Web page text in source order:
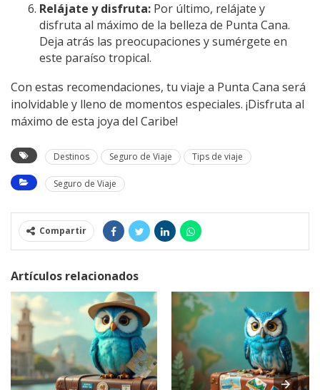
Relájate y disfruta: Por último, relájate y
disfruta al máximo de la belleza de Punta Cana.
Deja atrás las preocupaciones y sumérgete en
este paraíso tropical.
Con estas recomendaciones, tu viaje a Punta Cana será
inolvidable y lleno de momentos especiales. ¡Disfruta al
máximo de esta joya del Caribe!
Destinos Seguro de Viaje Tips de viaje
Seguro de Viaje
Compartir
Artículos relacionados